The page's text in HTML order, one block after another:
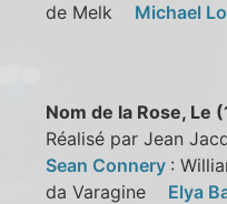
de Melk Michael
Nom de la Rose, Le
Réalisé par Jean
Sean Connery :
da Varagine Elya